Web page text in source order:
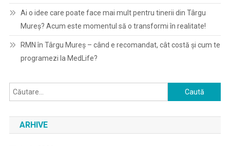
Ai o idee care poate face mai mult pentru tinerii din Târgu
Mureș? Acum este momentul să o transformi în realitate!
RMN în Târgu Mureș – când e recomandat, cât costă și cum te
programezi la MedLife?
Caută
după:
ARHIVE